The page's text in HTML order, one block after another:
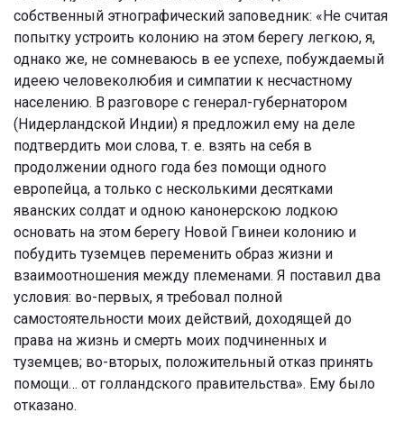
собственный этнографический заповедник: «Не считая
попытку устроить колонию на этом берегу легкою, я,
однако же, не сомневаюсь в ее успехе, побуждаемый
идеею человеколюбия и симпатии к несчастному
населению. В разговоре с генерал-губернатором
(Нидерландской Индии) я предложил ему на деле
подтвердить мои слова, т. е. взять на себя в
продолжении одного года без помощи одного
европейца, а только с несколькими десятками
яванских солдат и одною канонерскою лодкою
основать на этом берегу Новой Гвинеи колонию и
побудить туземцев переменить образ жизни и
взаимоотношения между племенами. Я поставил два
условия: во-первых, я требовал полной
самостоятельности моих действий, доходящей до
права на жизнь и смерть моих подчиненных и
туземцев; во-вторых, положительный отказ принять
помощи… от голландского правительства». Ему было
отказано.